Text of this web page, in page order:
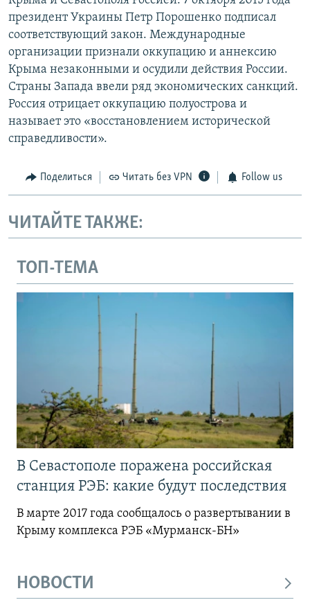
президент Украины Петр Порошенко подписал
соответствующий закон. Международные
организации признали оккупацию и аннексию
Крыма незаконными и осудили действия России.
Страны Запада ввели ряд экономических санкций.
Россия отрицает оккупацию полуострова и
называет это «восстановлением исторической
справедливости».
Поделиться Читать без VPN Follow us
ЧИТАЙТЕ ТАКЖЕ:
ТОП-ТЕМА
В Севастополе поражена российская
станция РЭБ: какие будут последствия
В марте 2017 года сообщалось о развертывании в
Крыму комплекса РЭБ «Мурманск-БН»
НОВОСТИ